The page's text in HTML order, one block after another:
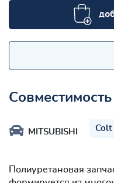
Совместимость
MITSUBISHI Colt
Полиуретановая